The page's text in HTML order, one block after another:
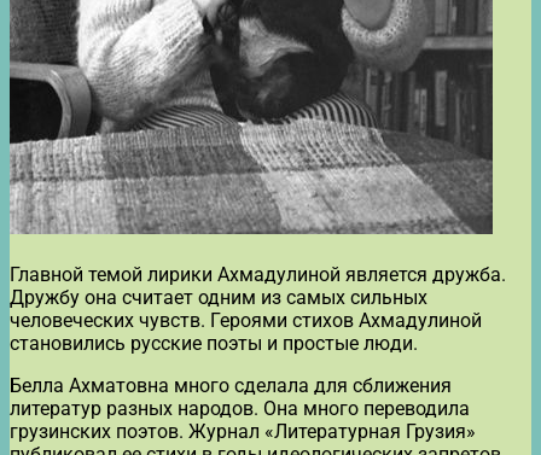
Главной темой лирики Ахмадулиной является дружба.
Дружбу она считает одним из самых сильных
человеческих чувств. Героями стихов Ахмадулиной
становились русские поэты и простые люди.
Белла Ахматовна много сделала для сближения
литератур разных народов. Она много переводила
грузинских поэтов. Журнал «Литературная Грузия»